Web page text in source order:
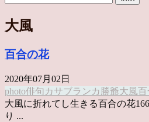
大風
百合の花
2020年07月02日
photo俳句カサブランカ 勝爺大風百
大風に折れてし生きる百合の花
り ...